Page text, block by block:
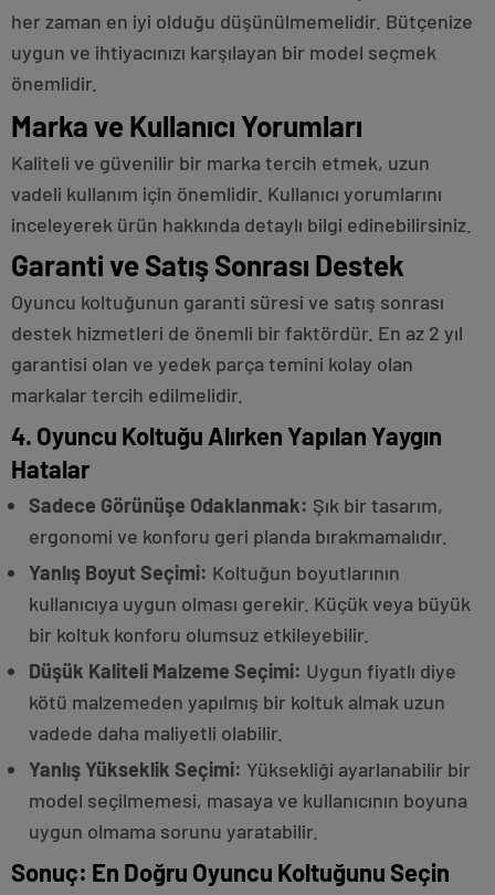
her zaman en iyi olduğu düşünülmemelidir. Bütçenize
uygun ve ihtiyacınızı karşılayan bir model seçmek
önemlidir.
Marka ve Kullanıcı Yorumları
Kaliteli ve güvenilir bir marka tercih etmek, uzun
vadeli kullanım için önemlidir. Kullanıcı yorumlarını
inceleyerek ürün hakkında detaylı bilgi edinebilirsiniz.
Garanti ve Satış Sonrası Destek
Oyuncu koltuğunun garanti süresi ve satış sonrası
destek hizmetleri de önemli bir faktördür. En az 2 yıl
garantisi olan ve yedek parça temini kolay olan
markalar tercih edilmelidir.
4. Oyuncu Koltuğu Alırken Yapılan Yaygın
Hatalar
Sadece Görünüşe Odaklanmak: Şık bir tasarım,
ergonomi ve konforu geri planda bırakmamalıdır.
Yanlış Boyut Seçimi: Koltuğun boyutlarının
kullanıcıya uygun olması gerekir. Küçük veya büyük
bir koltuk konforu olumsuz etkileyebilir.
Düşük Kaliteli Malzeme Seçimi: Uygun fiyatlı diye
kötü malzemeden yapılmış bir koltuk almak uzun
vadede daha maliyetli olabilir.
Yanlış Yükseklik Seçimi: Yüksekliği ayarlanabilir bir
model seçilmemesi, masaya ve kullanıcının boyuna
uygun olmama sorunu yaratabilir.
Sonuç: En Doğru Oyuncu Koltuğunu Seçin